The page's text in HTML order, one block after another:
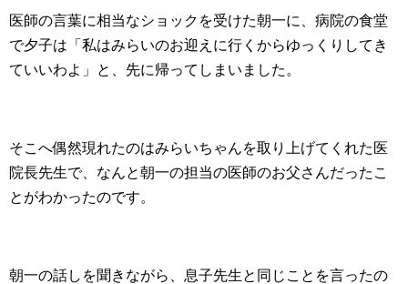
医師の言葉に相当なショックを受けた朝一に、病院の食堂
で夕子は「私はみらいのお迎えに行くからゆっくりしてき
ていいわよ」と、先に帰ってしまいました。
そこへ偶然現れたのはみらいちゃんを取り上げてくれた医
院長先生で、なんと朝一の担当の医師のお父さんだったこ
とがわかったのです。
朝一の話しを聞きながら、息子先生と同じことを言ったの